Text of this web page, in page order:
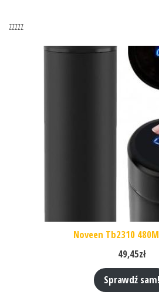
zzzzz
Noveen Tb2310
49,45zł
Sprawdź sam!